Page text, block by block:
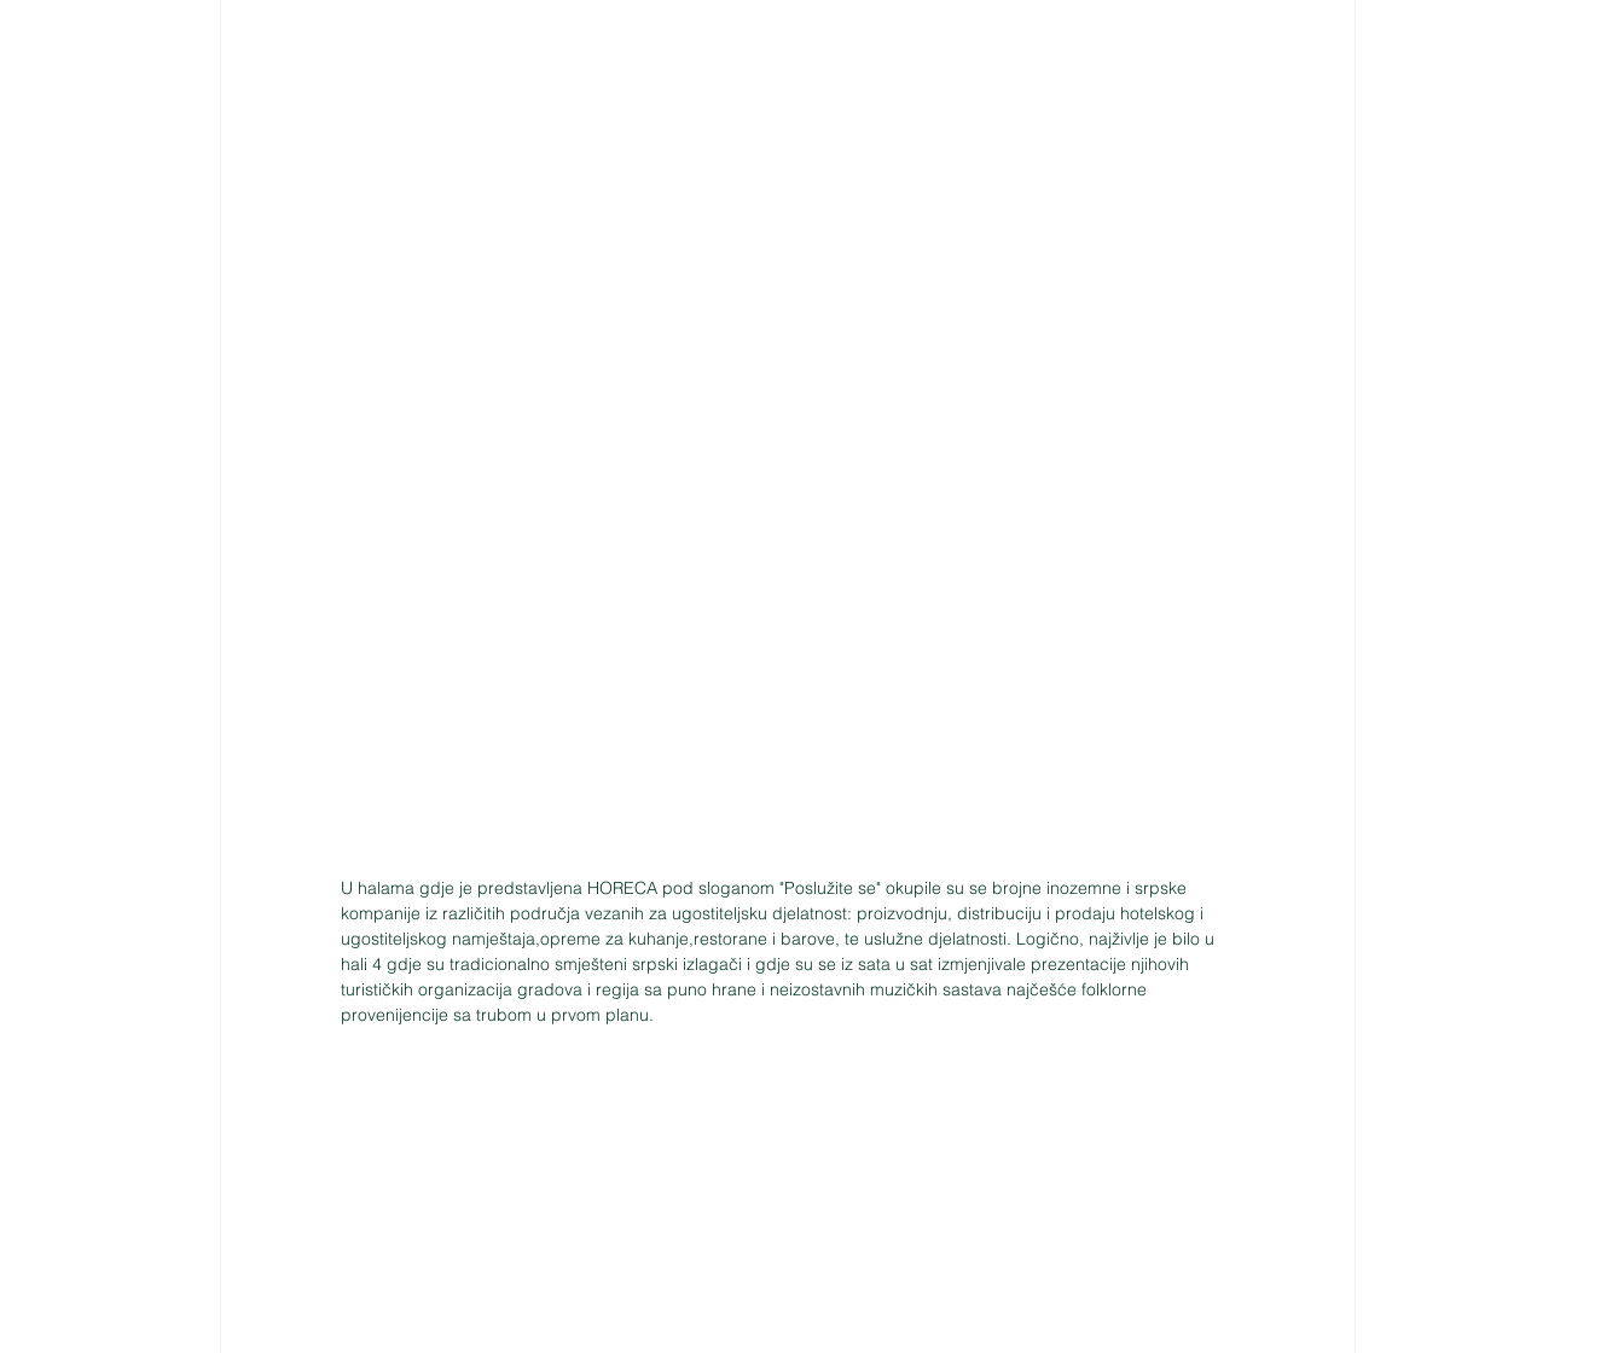
U halama gdje je predstavljena HORECA pod sloganom "Poslužite se" okupile su se brojne inozemne i srpske
kompanije iz različitih područja vezanih za ugostiteljsku djelatnost: proizvodnju, distribuciju i prodaju hotelskog i
ugostiteljskog namještaja,opreme za kuhanje,restorane i barove, te uslužne djelatnosti. Logično, najživlje je bilo u
hali 4 gdje su tradicionalno smješteni srpski izlagači i gdje su se iz sata u sat izmjenjivale prezentacije njihovih
turističkih organizacija gradova i regija sa puno hrane i neizostavnih muzičkih sastava najčešće folklorne
provenijencije sa trubom u prvom planu.